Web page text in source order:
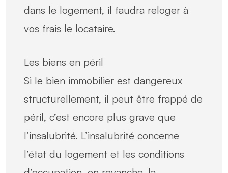
dans le logement, il faudra reloger à
vos frais le locataire.
Les biens en péril
Si le bien immobilier est dangereux
structurellement, il peut être frappé de
péril, c’est encore plus grave que
l’insalubrité. L’insalubrité concerne
l’état du logement et les conditions